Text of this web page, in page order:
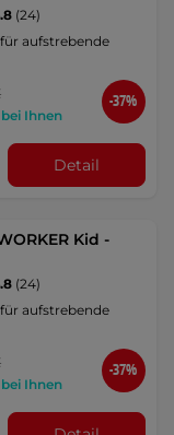
(24)
aufstrebende
bei Ihnen
-37%
Detail
Kid -
(24)
aufstrebende
bei Ihnen
-37%